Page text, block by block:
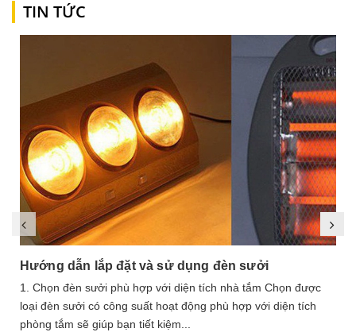
TIN TỨC
Hướng dẫn lắp đặt và sử dụng đèn sưởi
1. Chọn đèn sưởi phù hợp với diện tích nhà tắm Chọn được
loại đèn sưởi có công suất hoạt động phù hợp với diện tích
phòng tắm sẽ giúp bạn tiết kiệm...